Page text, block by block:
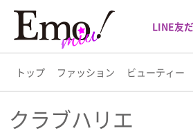
LINE友
トップ ファッション ビューティー
トップ
クラブハリエ